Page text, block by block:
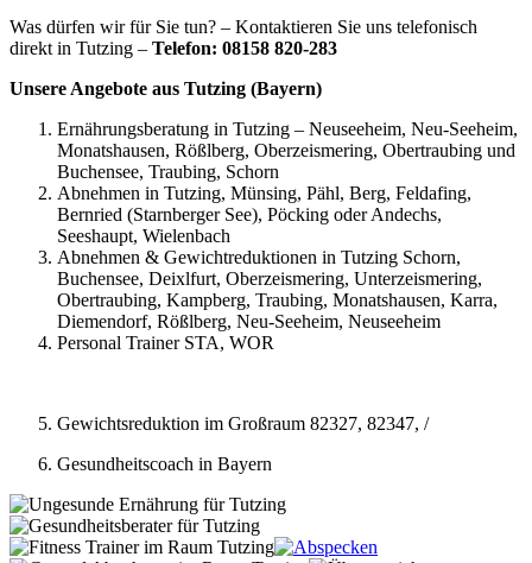
Was dürfen wir für Sie tun? – Kontaktieren Sie uns telefonisch
direkt in Tutzing – Telefon: 08158 820-283
Unsere Angebote aus Tutzing (Bayern)
Ernährungsberatung in Tutzing – Neuseeheim, Neu-Seeheim,
Monatshausen, Rößlberg, Oberzeismering, Obertraubing und
Buchensee, Traubing, Schorn
Abnehmen in Tutzing, Münsing, Pähl, Berg, Feldafing,
Bernried (Starnberger See), Pöcking oder Andechs,
Seeshaupt, Wielenbach
Abnehmen & Gewichtreduktionen in Tutzing Schorn,
Buchensee, Deixlfurt, Oberzeismering, Unterzeismering,
Obertraubing, Kampberg, Traubing, Monatshausen, Karra,
Diemendorf, Rößlberg, Neu-Seeheim, Neuseeheim
Personal Trainer STA, WOR
Gewichtsreduktion im Großraum 82327, 82347, /
Gesundheitscoach in Bayern